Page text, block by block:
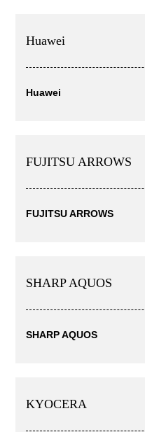
Huawei
Huawei
FUJITSU ARROWS
FUJITSU ARROWS
SHARP AQUOS
SHARP AQUOS
KYOCERA